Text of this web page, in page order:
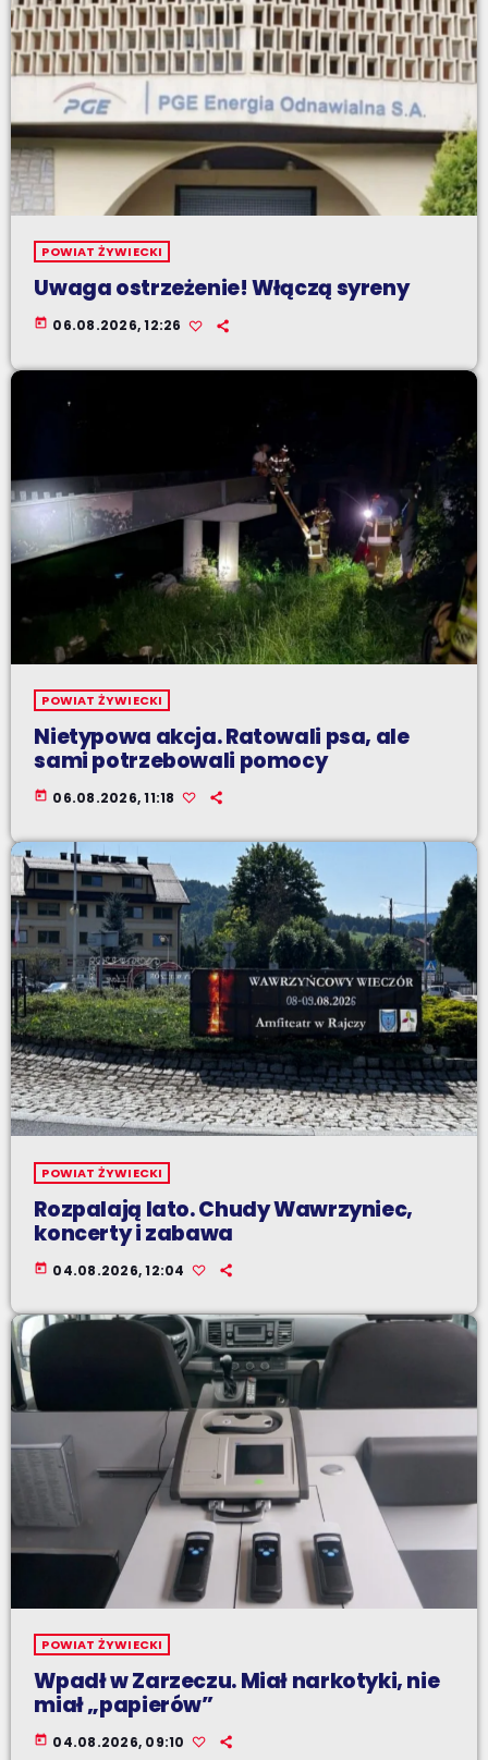
POWIAT ŻYWIECKI
Uwaga ostrzeżenie! Włączą syreny
today 06.08.2026, 12:26
POWIAT ŻYWIECKI
Nietypowa akcja. Ratowali psa, ale
sami potrzebowali pomocy
today 06.08.2026, 11:18
POWIAT ŻYWIECKI
Rozpalają lato. Chudy Wawrzyniec,
koncerty i zabawa
today 04.08.2026, 12:04
POWIAT ŻYWIECKI
Wpadł w Zarzeczu. Miał narkotyki, nie
miał „papierów”
today 04.08.2026, 09:10